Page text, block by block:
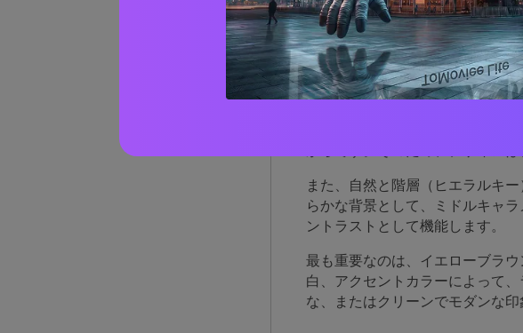
イエローブラ
いる理由
また、自然と階層（ヒエラルキ
らかな背景として、ミドルキャ
ントラストとして機能します。
最も重要なのは、イエローブラ
白、アクセントカラーによって
な、またはクリーンでモダンな印